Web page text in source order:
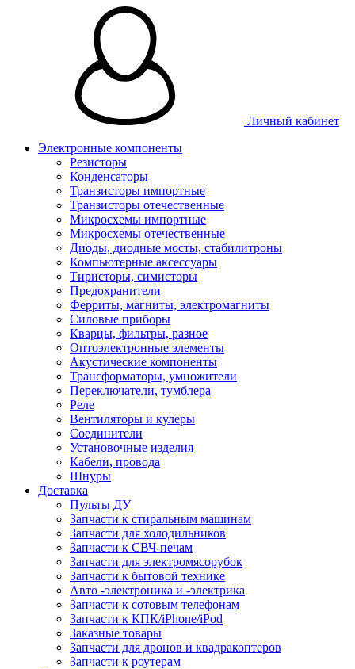
Личный кабинет
Электронные компоненты
Резисторы
Конденсаторы
Транзисторы импортные
Транзисторы отечественные
Микросхемы импортные
Микросхемы отечественные
Диоды, диодные мосты, стабилитроны
Компьютерные аксессуары
Тиристоры, симисторы
Предохранители
Ферриты, магниты, электромагниты
Силовые приборы
Кварцы, фильтры, разное
Оптоэлектронные элементы
Акустические компоненты
Трансформаторы, умножители
Переключатели, тумблера
Реле
Вентиляторы и кулеры
Соединители
Установочные изделия
Кабели, провода
Шнуры
Доставка
Пульты ДУ
Запчасти к стиральным машинам
Запчасти для холодильников
Запчасти к СВЧ-печам
Запчасти для электромясорубок
Запчасти к бытовой технике
Авто -электроника и -электрика
Запчасти к сотовым телефонам
Запчасти к КПК/iPhone/iPod
Заказные товары
Запчасти для дронов и квадракоптеров
Запчасти к роутерам